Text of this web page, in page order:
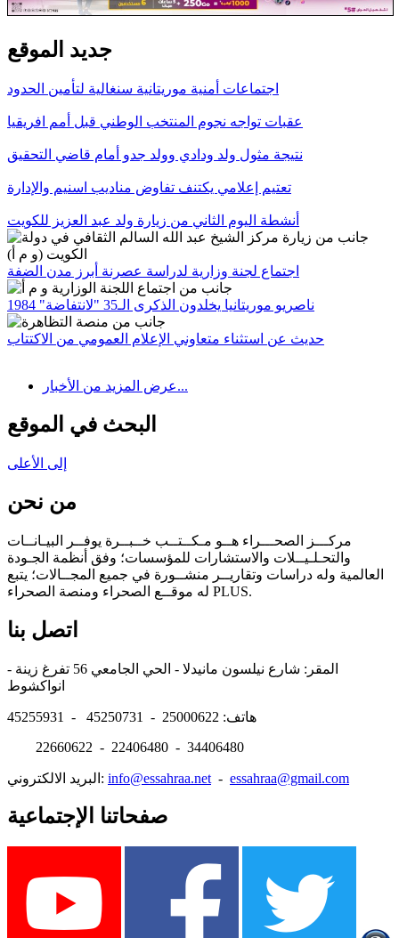
جديد الموقع
اجتماعات أمنية موريتانية سنغالية لتأمين الحدود
عقبات تواجه نجوم المنتخب الوطني قبل أمم افريقيا
نتيجة مثول ولد ودادي وولد جدو أمام قاضي التحقيق
تعتيم إعلامي يكتنف تفاوض مناديب اسنيم والإدارة
أنشطة اليوم الثاني من زيارة ولد عبد العزيز للكويت
اجتماع لجنة وزارية لدراسة عصرنة أبرز مدن الضفة
ناصريو موريتانيا يخلدون الذكرى الـ35 "لانتفاضة" 1984
حديث عن استثناء متعاوني الإعلام العمومي من الاكتتاب
عرض المزيد من الأخبار...
البحث في الموقع
إلى الأعلى
من نحن
مركـــز الصحـــراء هــو مـكــتــب خــبــرة يوفــر البيـانــات
والتحـلـيــلات والاستشارات للمؤسسات؛ وفق أنظمة الجـودة
العالمية وله دراسات وتقاريــر منشــورة في جميع المجــالات؛ يتبع
له موقــع الصحراء ومنصة الصحراء PLUS.
اتصل بنا
المقر: شارع نيلسون مانيدلا - الحي الجامعي 56 تفرغ زينة -
هاتف: 25000622 - 45250731 - 45255931
22660622 - 22406480 - 34406480
البريد الالكتروني: info@essahraa.net - essahraa@gmail.com
صفحاتنا الإجتماعية